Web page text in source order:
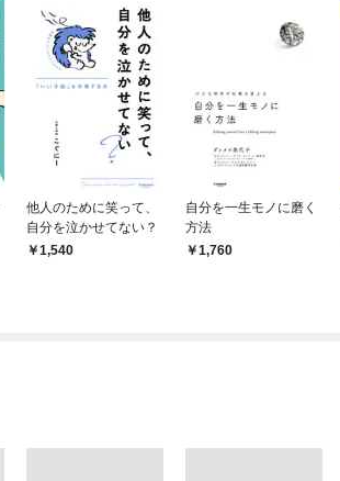
他人のために笑って、
自分を泣かせてない？
1,540
自分を一生モノに磨く
方法
1,760